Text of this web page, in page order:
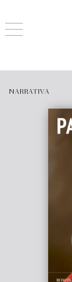
NARRATIVA